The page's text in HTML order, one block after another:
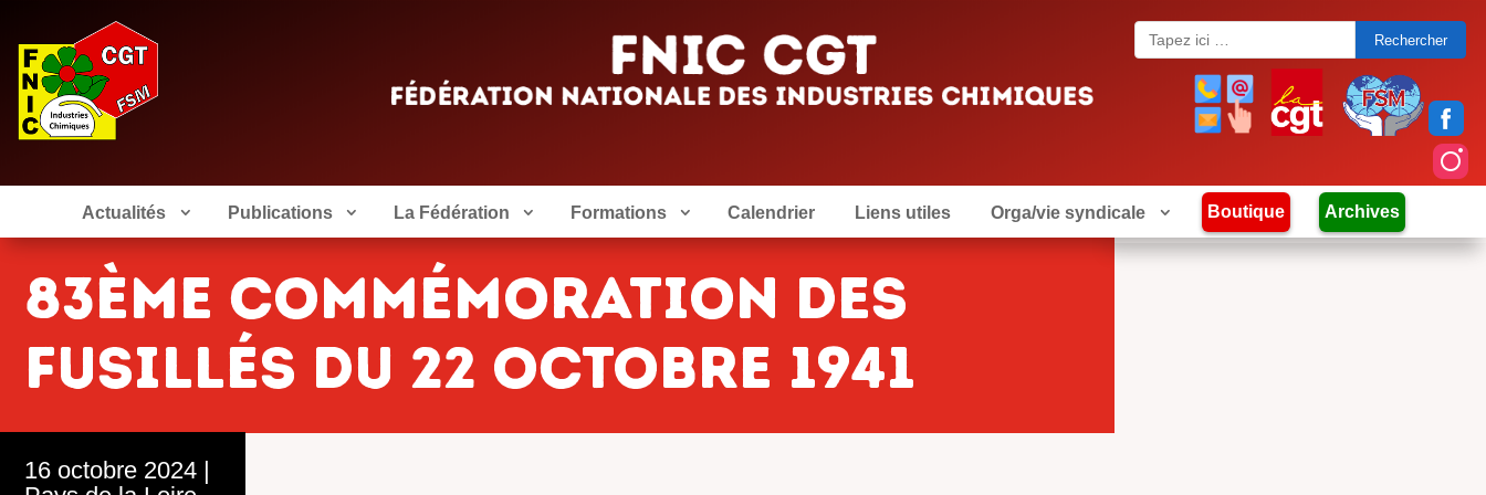
Search
for:
Actualités Publications La Fédération Formations Calendrier Liens utiles Orga/vie syndicale Boutique Archives
83ème commémoration des
fusillés du 22 octobre 1941
16 octobre 2024 |